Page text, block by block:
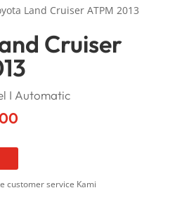
Land Cruiser ATPM 2013
Cruiser
I Automatic
customer service Kami